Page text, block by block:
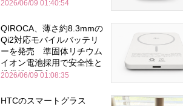
2026/06/09 01:40:54
QIROCA、薄さ約8.3mmの
Qi2対応モバイルバッテリ
ーを発売 準固体リチウム
イオン電池採用で安全性と
携帯性を両立
2026/06/09 01:08:35
HTCのスマートグラス